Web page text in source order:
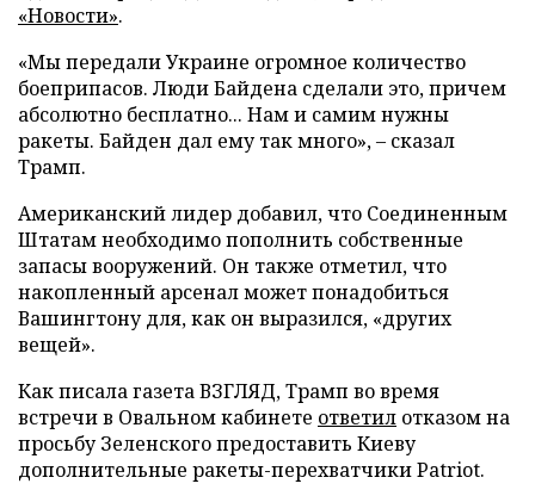
«Новости».
«Мы передали Украине огромное количество
боеприпасов. Люди Байдена сделали это, причем
абсолютно бесплатно... Нам и самим нужны
ракеты. Байден дал ему так много», – сказал
Трамп.
Американский лидер добавил, что Соединенным
Штатам необходимо пополнить собственные
запасы вооружений. Он также отметил, что
накопленный арсенал может понадобиться
Вашингтону для, как он выразился, «других
вещей».
Как писала газета ВЗГЛЯД, Трамп во время
встречи в Овальном кабинете ответил отказом на
просьбу Зеленского предоставить Киеву
дополнительные ракеты-перехватчики Patriot.